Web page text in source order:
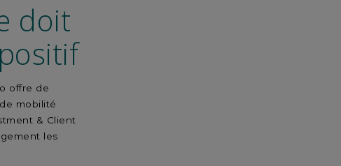
doit
offre de
mobilité
& Client
les